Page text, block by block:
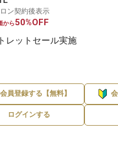
ン契約後表示
から50%OFF
レットセール実施
会員登録する【無料】
ログインする